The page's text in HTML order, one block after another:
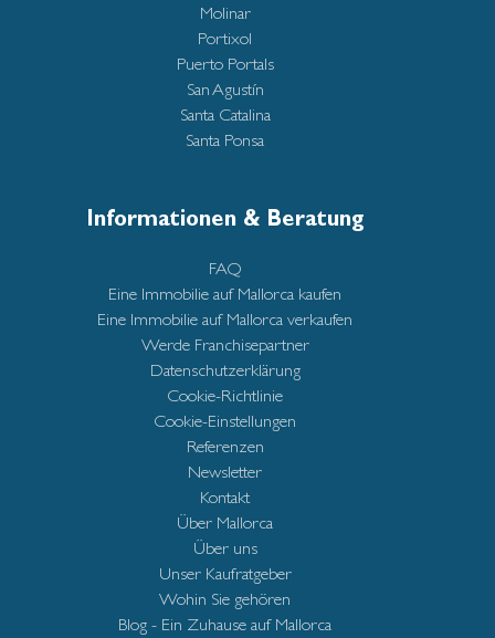
Molinar
Portixol
Puerto Portals
San Agustín
Santa Catalina
Santa Ponsa
Informationen & Beratung
FAQ
Eine Immobilie auf Mallorca kaufen
Eine Immobilie auf Mallorca verkaufen
Werde Franchisepartner
Datenschutzerklärung
Cookie-Richtlinie
Cookie-Einstellungen
Referenzen
Newsletter
Kontakt
Über Mallorca
Über uns
Unser Kaufratgeber
Wohin Sie gehören
Blog - Ein Zuhause auf Mallorca